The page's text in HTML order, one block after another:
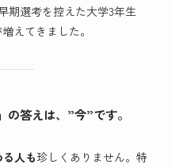
期選考を控えた大学3年生
えてきました。
答えは、”今”です。
人も珍しくありません。特